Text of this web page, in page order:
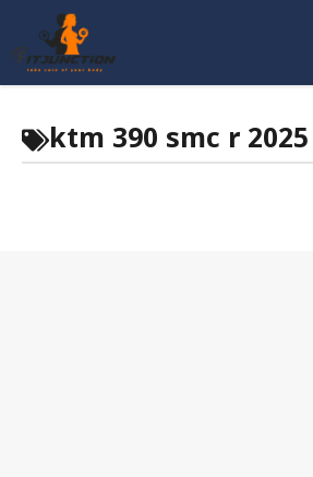
content
ktm 390 smc r 2025